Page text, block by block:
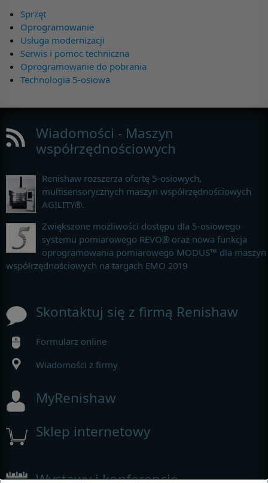
Sprzęt
Oprogramowanie
Usługa modernizacji
Serwis i pomoc techniczna
Oprogramowanie do pobrania
Technologia 5-osiowa
Wiadomości - Maszyn
współrzędnościowych
Renishaw rozszerza ofertę 5-osiowych,
multisensorycznych maszyn współrzędnościowych
AGILITY®.
Zwiększone możliwości dostępu dla 5-osiowego
systemu pomiarowego REVO® oraz nowa funkcja
oprogramowania pomiarowego MODUS™ dla maszyn
współrzędnościowych na targach EMO 2019
Skontaktuj się z firmą Renishaw
Formularz online
Wiadomości z firmy
MyRenishaw
Sklep internetowy
Wystawy i konferencje